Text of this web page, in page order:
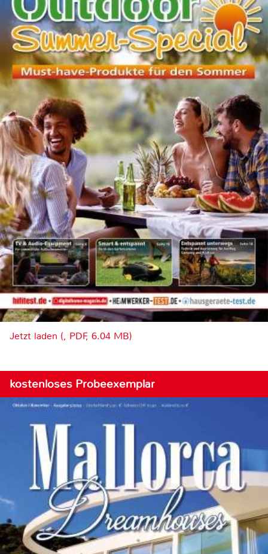
Jetzt laden (, PDF, 6.04 MB)
kostenloses Probeexemplar